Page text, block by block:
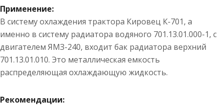
Применение:
В систему охлаждения трактора Кировец К-701, а
именно в систему радиатора водяного 701.13.01.000-1, с
двигателем ЯМЗ-240, входит бак радиатора верхний
701.13.01.010. Это металлическая емкость
распределяющая охлаждающую жидкость.
Рекомендации: